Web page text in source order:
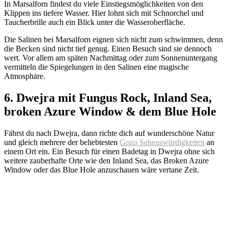
In Marsalforn findest du viele Einstiegsmöglichkeiten von den
Klippen ins tiefere Wasser. Hier lohnt sich mit Schnorchel und
Taucherbrille auch ein Blick unter die Wasseroberfläche.
Die Salinen bei Marsalforn eignen sich nicht zum schwimmen, denn
die Becken sind nicht tief genug. Einen Besuch sind sie dennoch
wert. Vor allem am späten Nachmittag oder zum Sonnenuntergang
vermitteln die Spiegelungen in den Salinen eine magische
Atmosphäre.
6. Dwejra mit Fungus Rock, Inland Sea,
broken Azure Window & dem Blue Hole
Fährst du nach Dwejra, dann richte dich auf wunderschöne Natur
und gleich mehrere der beliebtesten Gozo Sehenswürdigkeiten an
einem Ort ein. Ein Besuch für einen Badetag in Dwejra ohne sich
weitere zauberhafte Orte wie den Inland Sea, das Broken Azure
Window oder das Blue Hole anzuschauen wäre vertane Zeit.